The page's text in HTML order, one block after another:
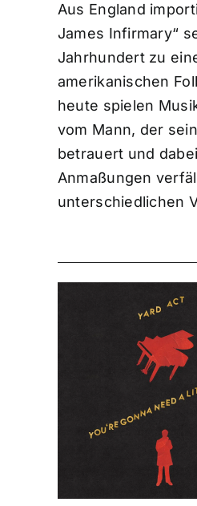
Aus England
James Infirmary“
Jahrhundert zu
amerikanischen
heute spielen
vom Mann, der
betrauert und
Anmaßungen
unterschiedlichen